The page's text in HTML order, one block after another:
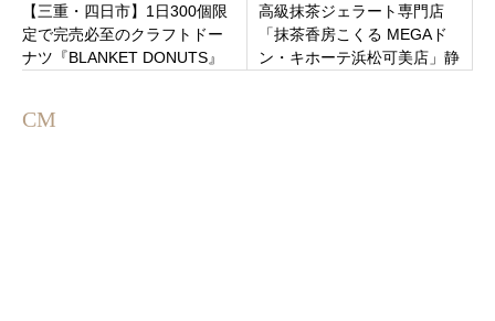
【三重・四日市】1日300個限
定で完売必至のクラフトドー
ナツ『BLANKET DONUTS』
高級抹茶ジェラート専門店
「抹茶香房こくる MEGAド
ン・キホーテ浜松可美店」静
CM